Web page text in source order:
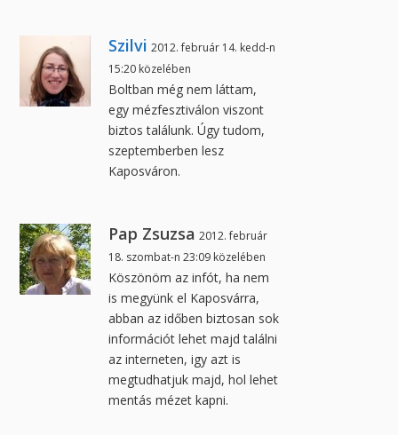
Szilvi 2012. február 14. kedd-n
15:20 közelében
Boltban még nem láttam,
egy mézfesztiválon viszont
biztos találunk. Úgy tudom,
szeptemberben lesz
Kaposváron.
Pap Zsuzsa 2012. február
18. szombat-n 23:09 közelében
Köszönöm az infót, ha nem
is megyünk el Kaposvárra,
abban az időben biztosan sok
információt lehet majd találni
az interneten, igy azt is
megtudhatjuk majd, hol lehet
mentás mézet kapni.